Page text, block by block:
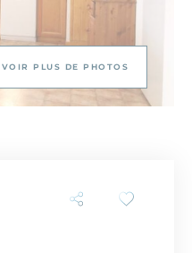
VOIR PLUS DE PHOTOS